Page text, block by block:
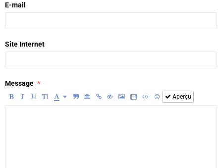
E-mail
Site Internet
Message
Aperçu